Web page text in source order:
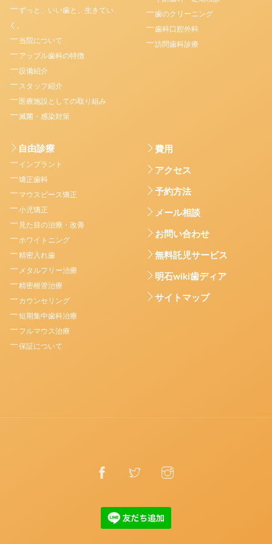
ずっと、いい歯と、生きてい
く。
当院について
アップル歯科の特徴
設備紹介
スタッフ紹介
医療施設としての取り組み
滅菌・感染対策
歯のクリーニング
歯科口腔外科
訪問歯科診療
自由診療
インプラント
矯正歯科
マウスピース矯正
小児矯正
見た目の治療・改善
ホワイトニング
精密入れ歯
メタルフリー治療
精密根管治療
カウンセリング
短期集中歯科治療
フルマウス治療
保証について
費用
アクセス
予約方法
メール相談
お問い合わせ
無料託児サービス
明石wiki歯ディア
サイトマップ